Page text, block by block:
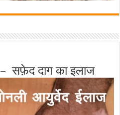
सफ़ेद दाग का इलाज